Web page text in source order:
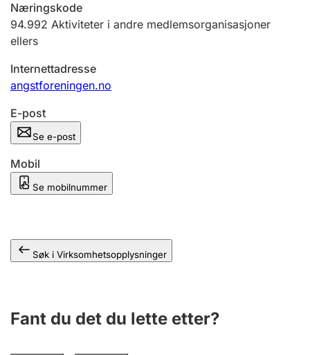
Offentlig sektor
Andre tema
Næringskode
94.992 Aktiviteter i andre medlemsorganisasjoner
ellers
Internettadresse
angstforeningen.no
E-post
Se e-post
Mobil
Se mobilnummer
Søk i Virksomhetsopplysninger
Fant du det du lette etter?